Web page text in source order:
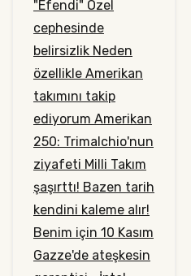
"Efendi" Özel
cephesinde
belirsizlik Neden
özellikle Amerikan
takımını takip
ediyorum Amerikan
250: Trimalchio'nun
ziyafeti Milli Takım
şaşırttı! Bazen tarih
kendini kaleme alır!
Benim için 10 Kasım
Gazze'de ateşkesin